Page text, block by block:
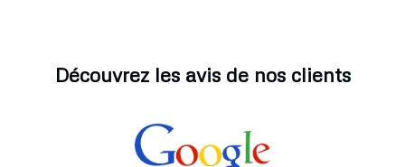
Découvrez les avis de nos clients